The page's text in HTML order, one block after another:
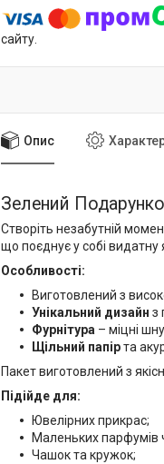
сайту.
Опис
Зелений
Створіть незабутній
що поєднує у собі видатну
Особливості:
Виготовлений з
Унікальний дизайн з
Фурнітура – міцні
Щільний папірта
Пакет виготовлений з
Підійде для:
Ювелірних прикрас;
Маленьких парфумів
Чашок та кружок;